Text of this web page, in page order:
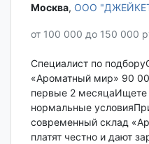
Москва‎, ООО
от 100 000 до 150 000
Специалист по
«Ароматный мир» 90
первые 2 месяцаИщете
нормальные
современный склад
платят честно и дают